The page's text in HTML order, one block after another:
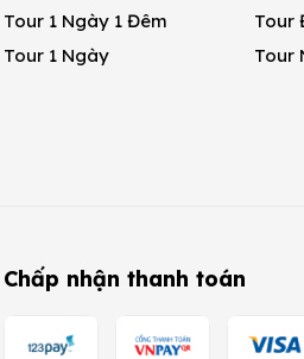
Tour 1 Ngày 1 Đêm
Tour 1 Ngày
Tour
Tour
Chấp nhận thanh toán